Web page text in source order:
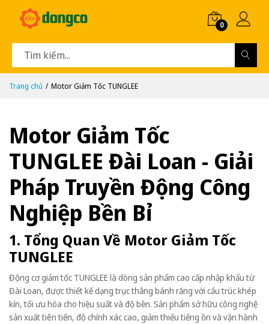
0
Trang chủ Motor Giảm Tốc TUNGLEE
Motor Giảm Tốc
TUNGLEE Đài Loan - Giải
Pháp Truyền Động Công
Nghiệp Bền Bỉ
1. Tổng Quan Về Motor Giảm Tốc
TUNGLEE
Động cơ giảm tốc TUNGLEE là dòng sản phẩm cao cấp nhập khẩu từ
Đài Loan, được thiết kế dạng trục thẳng bánh răng với cấu trúc khép
kín, tối ưu hóa cho hiệu suất và độ bền. Sản phẩm sở hữu công nghệ
sản xuất tiên tiến, độ chính xác cao, giảm thiểu tiếng ồn và vận hành